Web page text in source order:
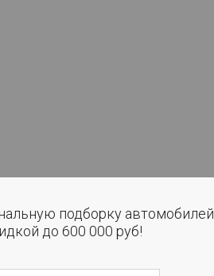
подборку автомобилей
до 600 000 руб!